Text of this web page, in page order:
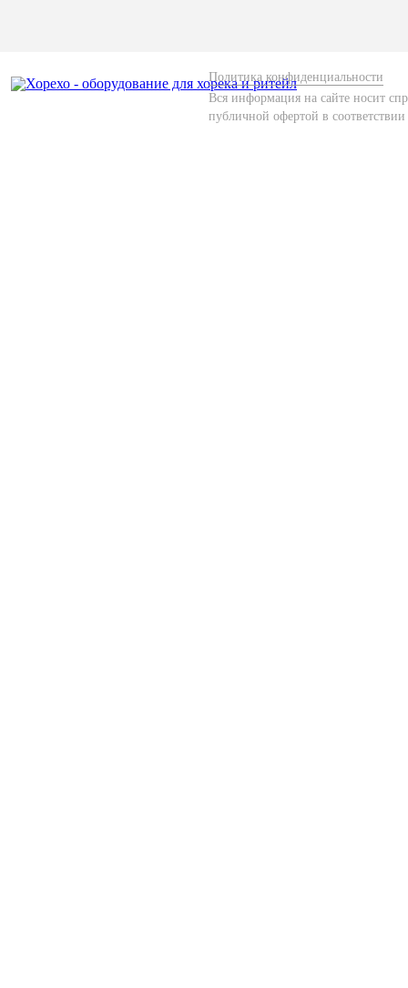
Политика конфиденциальности
Вся информация на сайте носит
публичной офертой в